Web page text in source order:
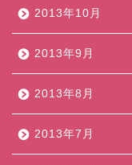
2013年10月
2013年9月
2013年8月
2013年7月